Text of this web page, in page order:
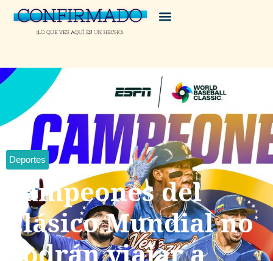
Deportes
Campeones del
Clásico Mundial no
podrán viajar a